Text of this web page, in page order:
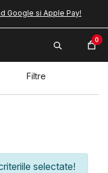
Google si Apple Pay!
0
Filtre
selectate!